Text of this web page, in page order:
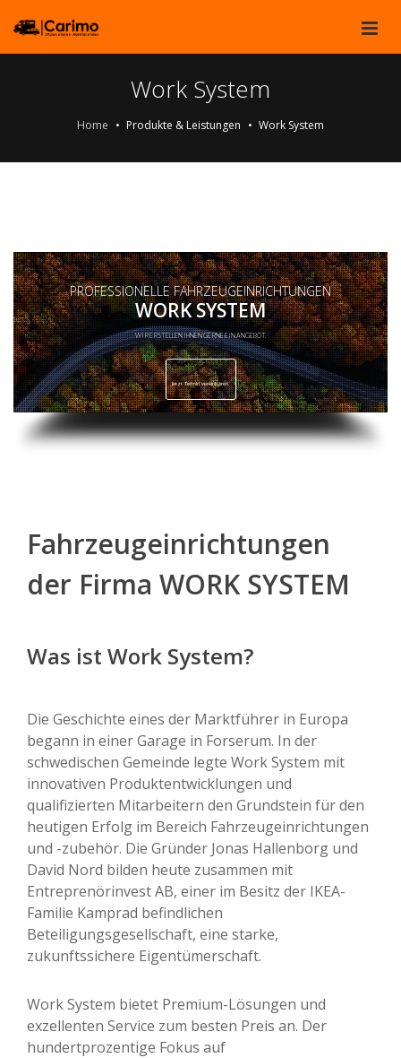
Work System
Home Produkte & Leistungen Work System
PROFESSIONELLE FAHRZEUGEINRICHTUNGEN
WORK SYSTEM
WIR ERSTELLEN IHNEN GERNE EIN ANGEBOT.
Jetzt Termin vereinbaren.
Fahrzeugeinrichtungen
der Firma WORK SYSTEM
Was ist Work System?
Die Geschichte eines der Marktführer in Europa
begann in einer Garage in Forserum. In der
schwedischen Gemeinde legte Work System mit
innovativen Produktentwicklungen und
qualifizierten Mitarbeitern den Grundstein für den
heutigen Erfolg im Bereich Fahrzeugeinrichtungen
und -zubehör. Die Gründer Jonas Hallenborg und
David Nord bilden heute zusammen mit
Entreprenörinvest AB, einer im Besitz der IKEA-
Familie Kamprad befindlichen
Beteiligungsgesellschaft, eine starke,
zukunftssichere Eigentümerschaft.
Work System bietet Premium-Lösungen und
exzellenten Service zum besten Preis an. Der
hundertprozentige Fokus auf